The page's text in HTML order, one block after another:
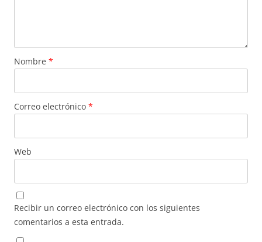
Nombre *
Correo electrónico *
Web
Recibir un correo electrónico con los siguientes
comentarios a esta entrada.